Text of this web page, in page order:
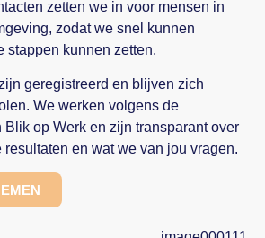
zetten we in voor mensen in
zodat we snel kunnen
stappen kunnen zetten.
geregistreerd en blijven zich
We werken volgens de
Blik op Werk en zijn transparant over
en wat we van jou vragen.